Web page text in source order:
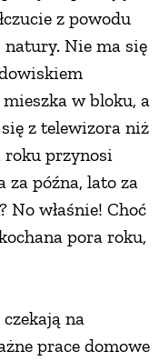
z powodu
Nie ma się
w bloku, a
z telewizora niż
roku przynosi
za późna, lato za
No właśnie! Choć
pora roku,
na
prace domowe